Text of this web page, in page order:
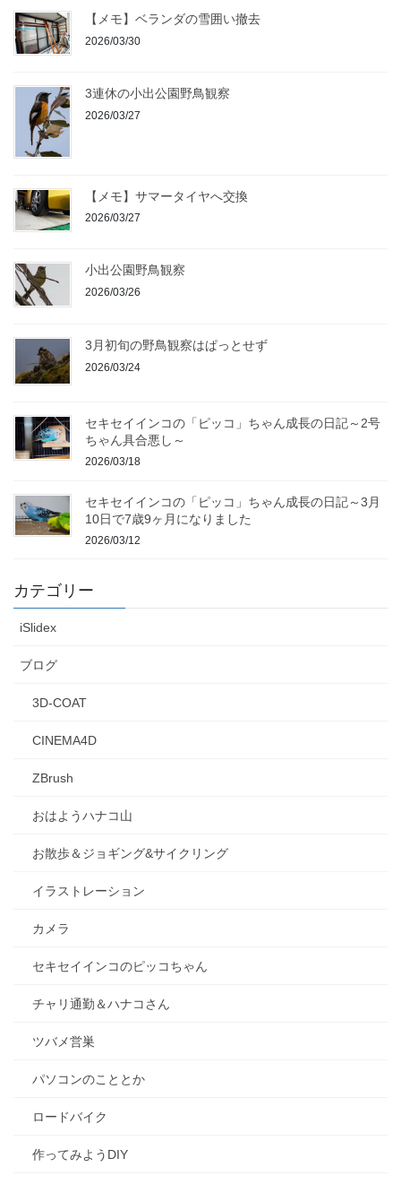
【メモ】ベランダの雪囲い撤去
2026/03/30
3連休の小出公園野鳥観察
2026/03/27
【メモ】サマータイヤへ交換
2026/03/27
小出公園野鳥観察
2026/03/26
3月初旬の野鳥観察はぱっとせず
2026/03/24
セキセイインコの「ピッコ」ちゃん成長の日記～2号
ちゃん具合悪し～
2026/03/18
セキセイインコの「ピッコ」ちゃん成長の日記～3月
10日で7歳9ヶ月になりました
2026/03/12
カテゴリー
iSlidex
ブログ
3D-COAT
CINEMA4D
ZBrush
おはようハナコ山
お散歩＆ジョギング&サイクリング
イラストレーション
カメラ
セキセイインコのピッコちゃん
チャリ通勤＆ハナコさん
ツバメ営巣
パソコンのこととか
ロードバイク
作ってみようDIY